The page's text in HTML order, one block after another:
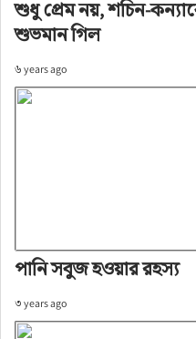
শুধু প্রেম নয়, শচিন-
শুভমান গিল
৬ years ago
পানি সবুজ হওয়ার রহস্য
৩ years ago